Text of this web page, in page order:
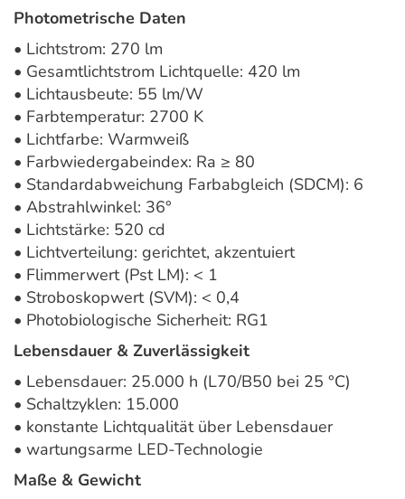
Photometrische Daten
• Lichtstrom: 270 lm
• Gesamtlichtstrom Lichtquelle: 420 lm
• Lichtausbeute: 55 lm/W
• Farbtemperatur: 2700 K
• Lichtfarbe: Warmweiß
• Farbwiedergabeindex: Ra ≥ 80
• Standardabweichung Farbabgleich (SDCM): 6
• Abstrahlwinkel: 36°
• Lichtstärke: 520 cd
• Lichtverteilung: gerichtet, akzentuiert
• Flimmerwert (Pst LM): < 1
• Stroboskopwert (SVM): < 0,4
• Photobiologische Sicherheit: RG1
Lebensdauer & Zuverlässigkeit
• Lebensdauer: 25.000 h (L70/B50 bei 25 °C)
• Schaltzyklen: 15.000
• konstante Lichtqualität über Lebensdauer
• wartungsarme LED-Technologie
Maße & Gewicht